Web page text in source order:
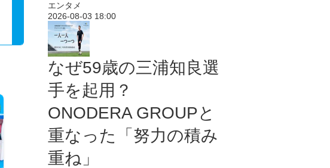
エンタメ
2026-08-03 18:00
なぜ59歳の三浦知良選
手を起用？
ONODERA GROUPと
重なった「努力の積み
重ね」